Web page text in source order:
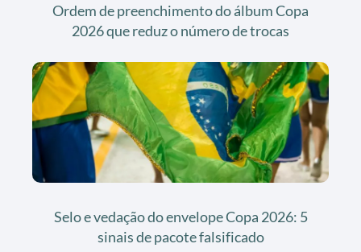
Ordem de preenchimento do álbum Copa
2026 que reduz o número de trocas
Selo e vedação do envelope Copa 2026: 5
sinais de pacote falsificado